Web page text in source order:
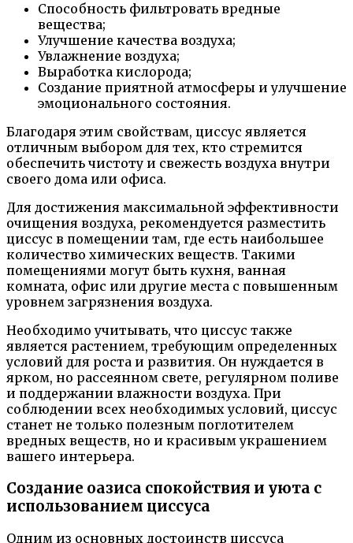
Способность фильтровать вредные
вещества;
Улучшение качества воздуха;
Увлажнение воздуха;
Выработка кислорода;
Создание приятной атмосферы и улучшение
эмоционального состояния.
Благодаря этим свойствам, циссус является
отличным выбором для тех, кто стремится
обеспечить чистоту и свежесть воздуха внутри
своего дома или офиса.
Для достижения максимальной эффективности
очищения воздуха, рекомендуется разместить
циссус в помещении там, где есть наибольшее
количество химических веществ. Такими
помещениями могут быть кухня, ванная
комната, офис или другие места с повышенным
уровнем загрязнения воздуха.
Необходимо учитывать, что циссус также
является растением, требующим определенных
условий для роста и развития. Он нуждается в
ярком, но рассеянном свете, регулярном поливе
и поддержании влажности воздуха. При
соблюдении всех необходимых условий, циссус
станет не только полезным поглотителем
вредных веществ, но и красивым украшением
вашего интерьера.
Создание оазиса спокойствия и уюта с
использованием циссуса
Одним из основных достоинств циссуса